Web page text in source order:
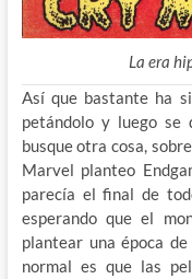
La era
Así que bastante ha
petándolo y luego se
busque otra cosa,
Marvel planteo
parecía el final de
esperando que el
plantear una época
normal es que las